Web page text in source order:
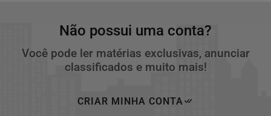
Não possui uma conta?
Você pode ler matérias exclusivas, anunciar
classificados e muito mais!
CRIAR MINHA CONTA